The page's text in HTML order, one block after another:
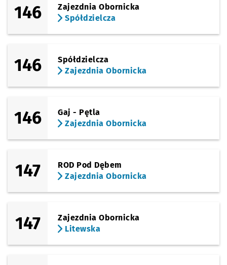
146
Zajezdnia Obornicka
Spółdzielcza
146
Spółdzielcza
Zajezdnia Obornicka
146
Gaj - Pętla
Zajezdnia Obornicka
147
ROD Pod Dębem
Zajezdnia Obornicka
147
Zajezdnia Obornicka
Litewska